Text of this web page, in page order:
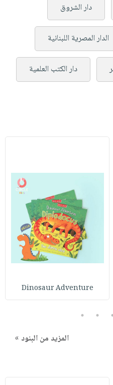
دار الشروق
الدار المصرية اللبنانية
دار الكتب العلمية
Dinosaur Adventure
4
5
المزيد من البنود »